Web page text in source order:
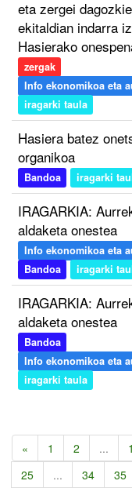
eta zergei
ekitaldian indarra
Hasierako
zergak
Info ekonomikoa eta
iragarki taula
Hasiera batez
organikoa
Bandoa iragarki
IRAGARKIA:
aldaketa onestea
Info ekonomikoa eta
Bandoa
iragarki
IRAGARKIA:
aldaketa onestea
Bandoa
Info ekonomikoa eta
iragarki taula
« 1 2 ...
25
... 34 35